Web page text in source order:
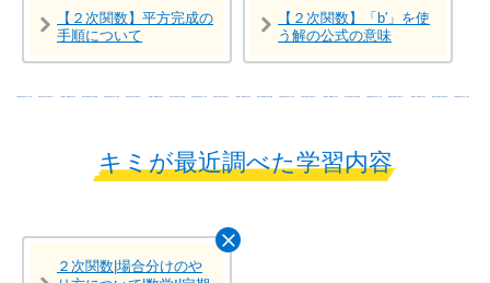
【２次関数】平方完成の
手順について
【２次関数】「b′」を使
う解の公式の意味
キミが最近調べた学習内容
２次関数|場合分けのや